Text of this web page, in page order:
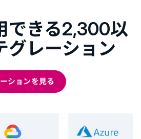
できる2,300以
グレーション
ションを見る